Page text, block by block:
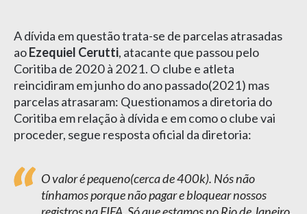
A dívida em questão trata-se de parcelas atrasadas
aoEzequiel Cerutti, atacante que passou pelo
Coritiba de 2020 à 2021. O clube e atleta
reincidiram em junho do ano passado(2021) mas
parcelas atrasaram: Questionamos a diretoria do
Coritiba em relação à dívida e em como o clube vai
proceder, segue resposta oficial da diretoria:
O valor é pequeno(cerca de 400k). Nós não
tínhamos porque não pagar e bloquear nossos
registros na FIFA. Só que estamos no Rio de Janeiro.